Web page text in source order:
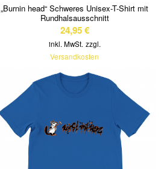
„Burnin head“ Schweres Unisex-T-Shirt mit
Rundhalsausschnitt
24,95€
inkl. MwSt. zzgl.
Versandkosten